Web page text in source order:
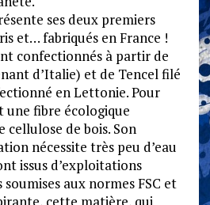
ses deux premiers
et… fabriqués en France !
confectionnés à partir de
d’Italie) et de Tencel filé
en Lettonie. Pour
une fibre écologique
de bois. Son
nécessite très peu d’eau
issus d’exploitations
aux normes FSC et